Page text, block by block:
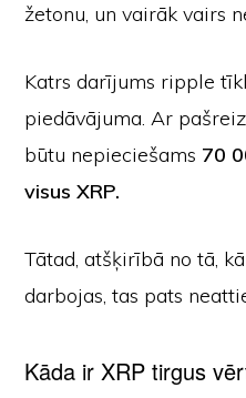
žetonu, un vairāk vairs
Katrs darījums ripple
piedāvājuma. Ar
būtu nepieciešams 70
visus XRP.
Tātad, atšķirībā no tā, kā
darbojas, tas pats
Kāda ir XRP tirgus